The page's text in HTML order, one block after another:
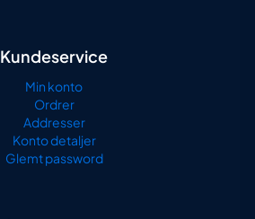
Kundeservice
Min konto
Ordrer
Addresser
Konto detaljer
Glemt password